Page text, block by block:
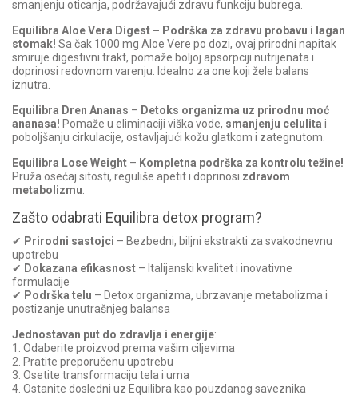
smanjenju oticanja, podržavajući zdravu funkciju bubrega.
Equilibra Aloe Vera Digest – Podrška za zdravu probavu i lagan
stomak! Sa čak 1000 mg Aloe Vere po dozi, ovaj prirodni napitak
smiruje digestivni trakt, pomaže boljoj apsorpciji nutrijenata i
doprinosi redovnom varenju. Idealno za one koji žele balans
iznutra.
Equilibra Dren Ananas – Detoks organizma uz prirodnu moć
ananasa! Pomaže u eliminaciji viška vode, smanjenju celulita i
poboljšanju cirkulacije, ostavljajući kožu glatkom i zategnutom.
Equilibra Lose Weight – Kompletna podrška za kontrolu težine!
Pruža osećaj sitosti, reguliše apetit i doprinosi zdravom
metabolizmu
Zašto odabrati Equilibra detox program?
✔ Prirodni sastojci – Bezbedni, biljni ekstrakti za svakodnevnu
upotrebu
✔ Dokazana efikasnost – Italijanski kvalitet i inovativne
formulacije
✔ Podrška telu – Detox organizma, ubrzavanje metabolizma i
postizanje unutrašnjeg balansa
Jednostavan put do zdravlja i energije:
1. Odaberite proizvod prema vašim ciljevima
2. Pratite preporučenu upotrebu
3. Osetite transformaciju tela i uma
4. Ostanite dosledni uz Equilibra kao pouzdanog saveznika